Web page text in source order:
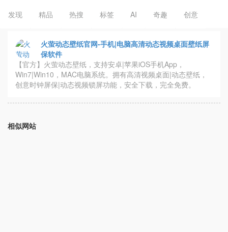
发现 精品 热搜 标签 AI 奇趣 创意
火萤动态壁纸官网-手机|电脑高清动态视频桌面壁纸屏
保软件
【官方】火萤动态壁纸，支持安卓|苹果iOS手机App，
Win7|Win10，MAC电脑系统。拥有高清视频桌面|动态壁纸，
创意时钟屏保|动态视频锁屏功能，安全下载，完全免费。
相似网站